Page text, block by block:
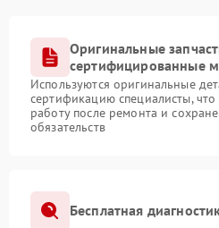
Оригинальные
сертифицированные
Используются оригинальные
сертификацию специалисты,
работу после ремонта и
обязательств
Бесплатная